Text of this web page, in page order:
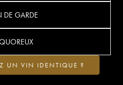
DE GARDE
UN VIN IDENTIQUE ?